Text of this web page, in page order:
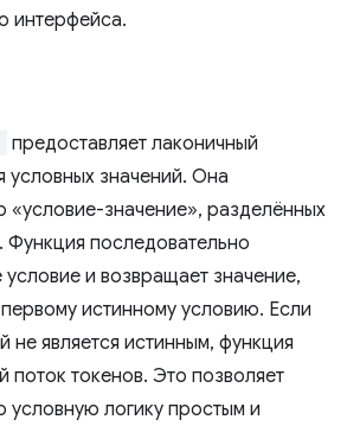
интерфейса.
предоставляет лаконичный
значений. Она
«условие-значение», разделённых
Функция последовательно
и возвращает значение,
истинному условию. Если
не является истинным, функция
поток токенов. Это позволяет
логику простым и